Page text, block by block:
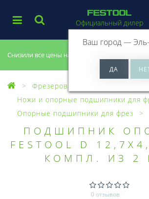
Снизили все цены на 20%, успей купить!
Официальный дилер
Ваш город —
Фрезерование
Ножи и опорные подшипники для
Опорные подшипники для фрез
ПОДШИПНИК
FESTOOL D
КОМПЛ. ИЗ 2
0 отзывов